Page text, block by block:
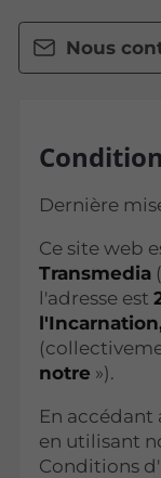
Nous
Dernière
Ce site web
Transmedia
l'adresse est
l'Incarnation,
notre »).
En accédant
en utilisant
Conditions